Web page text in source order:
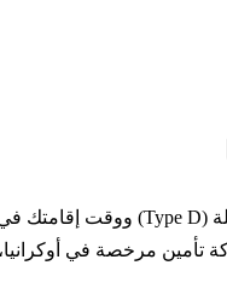
تغطية طبية لتأشيرات الإقامة الطويلة (Type D) ووقت إقامتك في
مرخصة في أوكرانيا،